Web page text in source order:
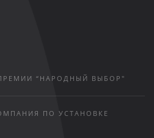
“НАРОДНЫЙ ВЫБОР"
ПО УСТАНОВКЕ